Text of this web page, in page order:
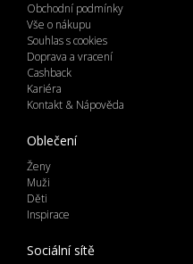
Obchodní podmínky
Vše o nákupu
Souhlas s cookies
Doprava a vracení
Cashback
Kariéra
Kontakt & Nápověda
Oblečení
Ženy
Muži
Děti
Inspirace
Sociální sítě